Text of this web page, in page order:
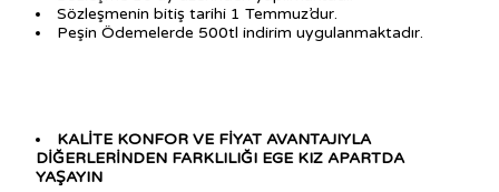
Sözleşmenin bitiş tarihi 1 Temmuz’dur.
Peşin Ödemelerde 500tl indirim uygulanmaktadır.
KALİTE KONFOR VE FİYAT AVANTAJIYLA
DİĞERLERİNDEN FARKLILIĞI EGE KIZ APARTDA
YAŞAYIN